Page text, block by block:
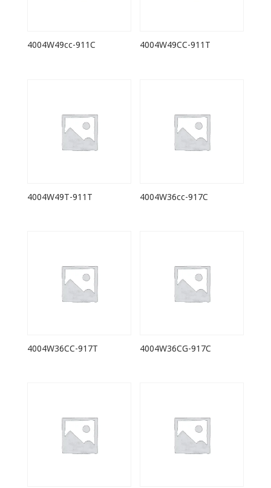
4004W49cc-911C 4004W49CC-911T
4004W49T-911T 4004W36cc-917C
4004W36CC-917T 4004W36CG-917C